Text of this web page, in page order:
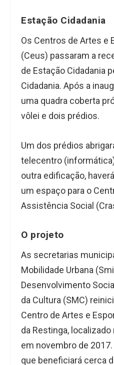
Estação Cidadania
Os Centros de Artes e
(Ceus) passaram a
de Estação Cidadania
Cidadania. Após a
uma quadra coberta
vôlei e dois prédios.
Um dos prédios
telecentro
outra edificação,
um espaço para o
Assistência Social
O projeto
As secretarias
Mobilidade Urbana
Desenvolvimento
da Cultura (SMC)
Centro de Artes e
da Restinga, localizado
em novembro de
que beneficiará cerca